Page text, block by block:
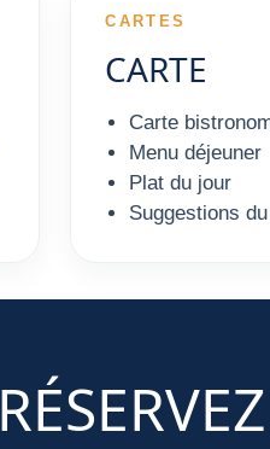
CARTES
CARTE
Carte
Menu déjeuner
Plat du jour
Suggestions